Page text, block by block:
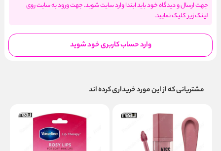
جهت ارسال و دیدگاه خود باید ابتدا وارد سایت شوید. جهت ورود به سایت روی
لینک زیر کلیک نمایید.
وارد حساب کاربری خود شوید
مشتریانی که از این مورد خریداری کرده اند